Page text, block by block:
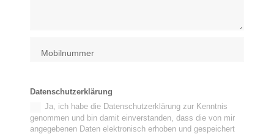
Datenschutzerklärung
Ja, ich habe die Datenschutzerklärung zur Kenntnis
genommen und bin damit einverstanden, dass die von mir
angegebenen Daten elektronisch erhoben und gespeichert